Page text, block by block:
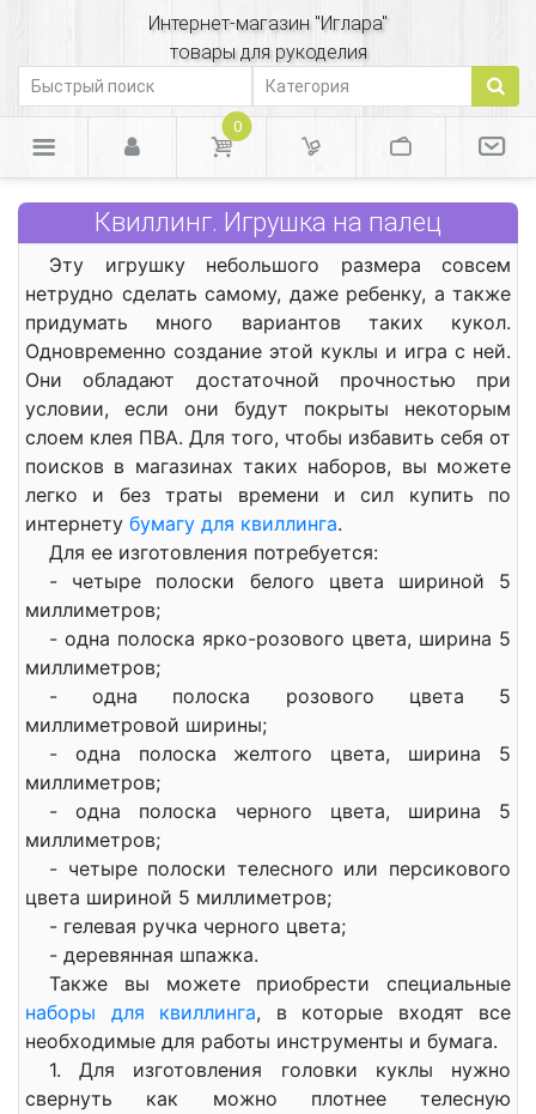
Интернет-магазин "Иглара"
товары для рукоделия
0
Квиллинг. Игрушка на палец
Эту игрушку небольшого размера совсем
нетрудно сделать самому, даже ребенку, а также
придумать много вариантов таких кукол.
Одновременно создание этой куклы и игра с ней.
Они обладают достаточной прочностью при
условии, если они будут покрыты некоторым
слоем клея ПВА. Для того, чтобы избавить себя от
поисков в магазинах таких наборов, вы можете
легко и без траты времени и сил купить по
интернету бумагу для квиллинга.
Для ее изготовления потребуется:
- четыре полоски белого цвета шириной 5
миллиметров;
- одна полоска ярко-розового цвета, ширина 5
миллиметров;
- одна полоска розового цвета 5
миллиметровой ширины;
- одна полоска желтого цвета, ширина 5
миллиметров;
- одна полоска черного цвета, ширина 5
миллиметров;
- четыре полоски телесного или персикового
цвета шириной 5 миллиметров;
- гелевая ручка черного цвета;
- деревянная шпажка.
Также вы можете приобрести специальные
наборы для квиллинга, в которые входят все
необходимые для работы инструменты и бумага.
1. Для изготовления головки куклы нужно
свернуть как можно плотнее телесную